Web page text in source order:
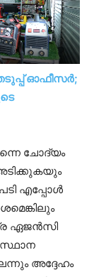
ഓഫീസർ;
ചോദ്യം
എപ്പോൾ
ഏജൻസി
അദ്ദേഹം